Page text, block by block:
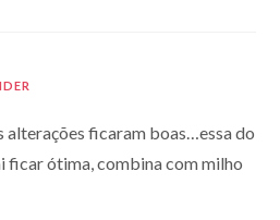
alterações ficaram boas…essa do
ficar ótima, combina com milho